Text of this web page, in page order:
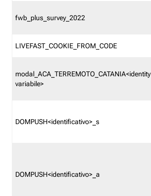
fwb_plus_survey_2022
LIVEFAST_COOKIE_FROM_CODE
modal_ACA_TERREMOTO_CATANIA<identity
variabile>
DOMPUSH<identificativo>_s
DOMPUSH<identificativo>_a